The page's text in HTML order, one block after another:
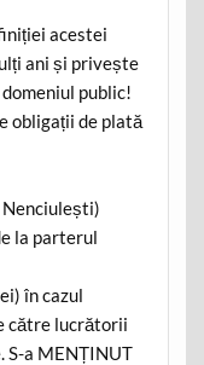
acestei
ani și privește
public!
obligații de plată
Nenciulești)
la parterul
în cazul
către lucrătorii
S-a MENȚINUT